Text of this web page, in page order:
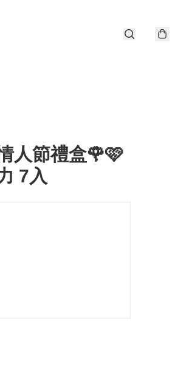
人節禮盒🌹🩷
7入